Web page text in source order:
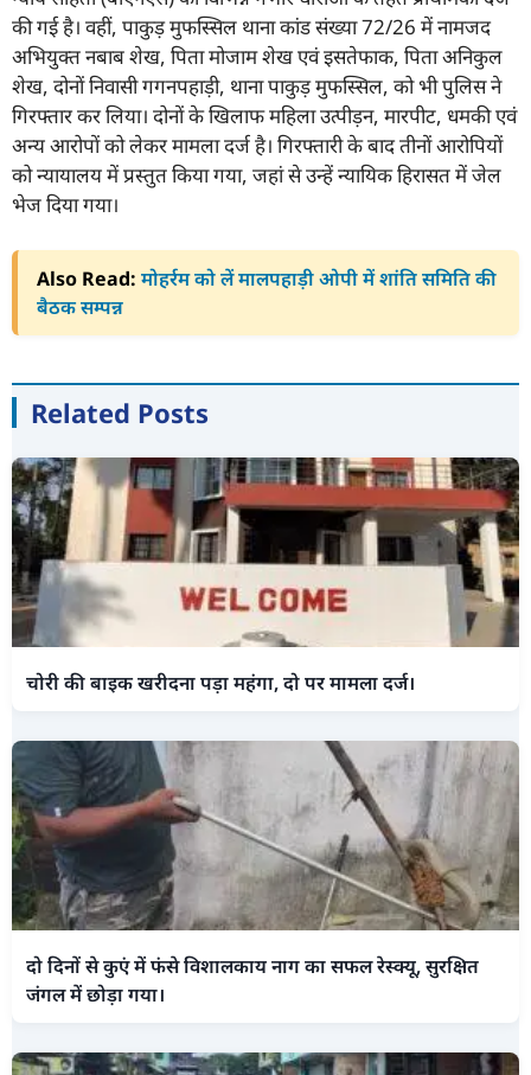
की गई है। वहीं, पाकुड़ मुफस्सिल थाना कांड संख्या 72/26 में नामजद
अभियुक्त नबाब शेख, पिता मोजाम शेख एवं इसतेफाक, पिता अनिकुल
शेख, दोनों निवासी गगनपहाड़ी, थाना पाकुड़ मुफस्सिल, को भी पुलिस ने
गिरफ्तार कर लिया। दोनों के खिलाफ महिला उत्पीड़न, मारपीट, धमकी एवं
अन्य आरोपों को लेकर मामला दर्ज है। गिरफ्तारी के बाद तीनों आरोपियों
को न्यायालय में प्रस्तुत किया गया, जहां से उन्हें न्यायिक हिरासत में जेल
भेज दिया गया।
Also Read: मोहर्रम को लें मालपहाड़ी ओपी में शांति समिति की
बैठक सम्पन्न
Related Posts
चोरी की बाइक खरीदना पड़ा महंगा, दो पर मामला दर्ज।
दो दिनों से कुएं में फंसे विशालकाय नाग का सफल रेस्क्यू, सुरक्षित
जंगल में छोड़ा गया।